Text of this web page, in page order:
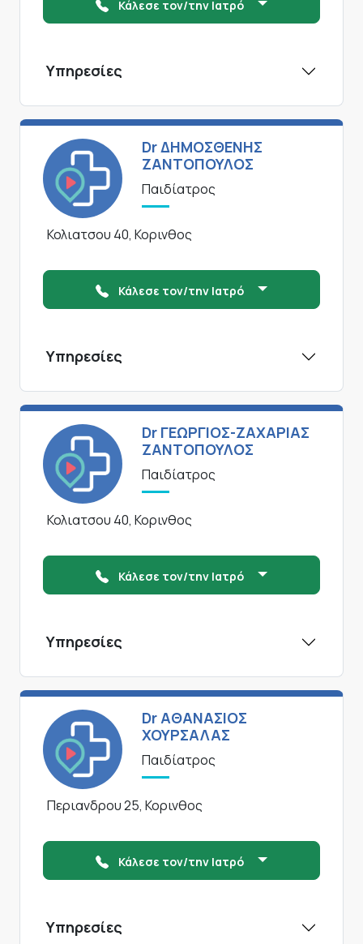
Κάλεσε τον/την Ιατρό
Υπηρεσίες
Dr ΔΗΜΟΣΘΕΝΗΣ
ΖΑΝΤΟΠΟΥΛΟΣ
Παιδίατρος
Κολιατσου 40, Κορινθος
Κάλεσε τον/την Ιατρό
Υπηρεσίες
Dr ΓΕΩΡΓΙΟΣ-ΖΑΧΑΡΙΑΣ
ΖΑΝΤΟΠΟΥΛΟΣ
Παιδίατρος
Κολιατσου 40, Κορινθος
Κάλεσε τον/την Ιατρό
Υπηρεσίες
Dr ΑΘΑΝΑΣΙΟΣ
ΧΟΥΡΣΑΛΑΣ
Παιδίατρος
Περιανδρου 25, Κορινθος
Κάλεσε τον/την Ιατρό
Υπηρεσίες